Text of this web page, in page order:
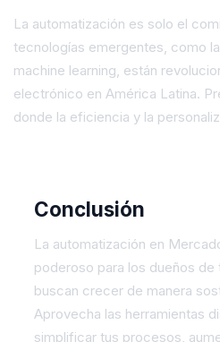
La automatización es solo el
tecnologías emergentes, como
machine learning, están
electrónico en América Latina.
donde la eficiencia y la
Conclusión
La automatización en
poderoso para los dueños de
buscan crecer de manera
Aprovecha las herramientas
simplificar tus procesos,